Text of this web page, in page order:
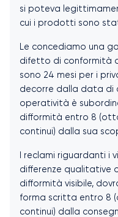
si poteva
cui i prodotti sono
Le concediamo una
difetto di conformità
sono 24 mesi per i
decorre dalla data di
operatività è
difformità entro 8
continui) dalla sua
I reclami riguardanti i
differenze qualitative
difformità visibile,
forma scritta entro 8
continui) dalla